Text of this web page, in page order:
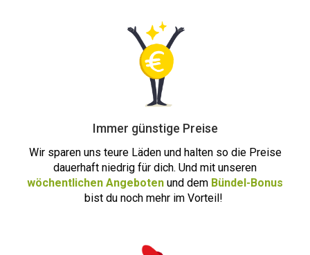
Immer günstige Preise
Wir sparen uns teure Läden und halten so die Preise
dauerhaft niedrig für dich. Und mit unseren
wöchentlichen Angeboten und dem Bündel-Bonus
bist du noch mehr im Vorteil!